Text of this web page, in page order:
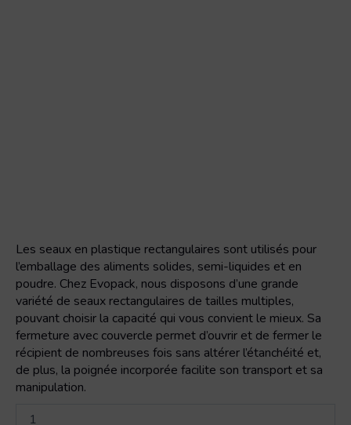
Les seaux en plastique rectangulaires sont utilisés pour
l’emballage des aliments solides, semi-liquides et en
poudre. Chez Evopack, nous disposons d’une grande
variété de seaux rectangulaires de tailles multiples,
pouvant choisir la capacité qui vous convient le mieux. Sa
fermeture avec couvercle permet d’ouvrir et de fermer le
récipient de nombreuses fois sans altérer l’étanchéité et,
de plus, la poignée incorporée facilite son transport et sa
manipulation.